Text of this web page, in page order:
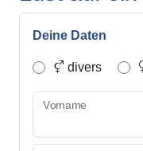
Deine Daten
divers
Vorname